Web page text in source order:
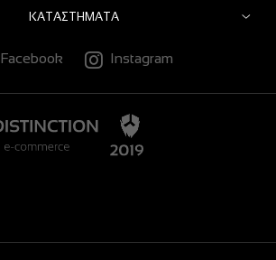
ΚΑΤΑΣΤΉΜΑΤΑ
Facebook Instagram